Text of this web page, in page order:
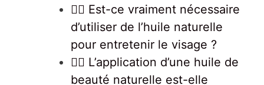
💆‍♀️ Est-ce vraiment nécessaire
d’utiliser de l’huile naturelle
pour entretenir le visage ?
💆‍♀️ L’application d’une huile de
beauté naturelle est-elle